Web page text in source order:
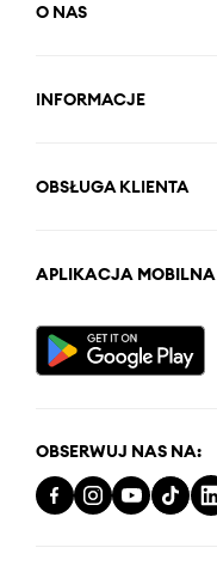
O NAS
INFORMACJE
OBSŁUGA KLIENTA
APLIKACJA MOBILNA
OBSERWUJ NAS NA: